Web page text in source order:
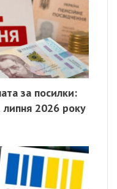
за посилки:
липня 2026 року